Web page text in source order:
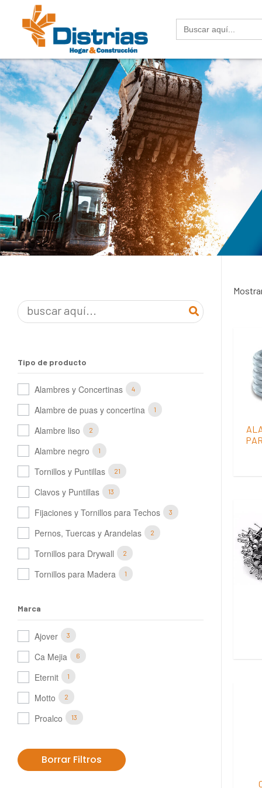
Buscar:
Tipo de producto
Alambres y Concertinas 4
Alambre de puas y concertina 1
Alambre liso 2
Alambre negro 1
Tornillos y Puntillas 21
Clavos y Puntillas 13
Fijaciones y Tornillos para Techos 3
Pernos, Tuercas y Arandelas 2
Tornillos para Drywall 2
Tornillos para Madera 1
Marca
Ajover 3
Ca Mejia 6
Eternit 1
Motto 2
Proalco 13
Borrar Filtros